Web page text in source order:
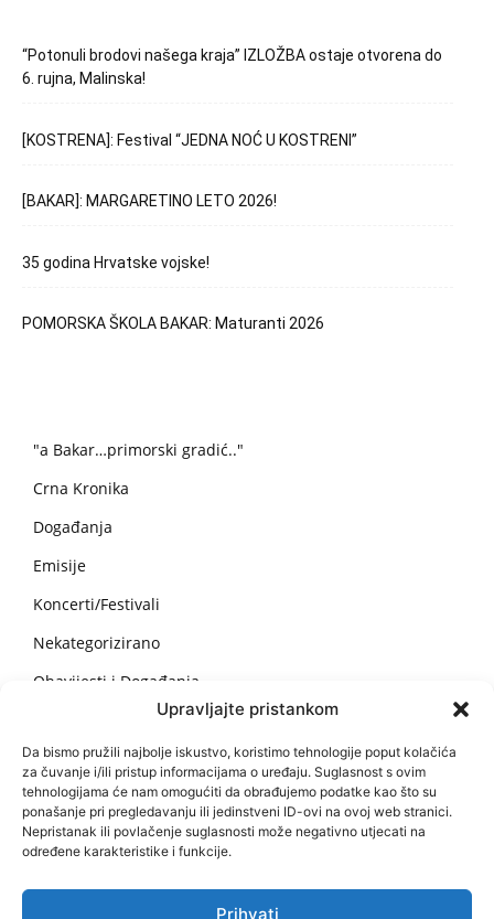
Upravljajte pristankom
Da bismo pružili najbolje iskustvo, koristimo tehnologije poput kolačića
za čuvanje i/ili pristup informacijama o uređaju. Suglasnost s ovim
tehnologijama će nam omogućiti da obrađujemo podatke kao što su
ponašanje pri pregledavanju ili jedinstveni ID-ovi na ovoj web stranici.
Nepristanak ili povlačenje suglasnosti može negativno utjecati na
određene karakteristike i funkcije.
Prihvati
“Potonuli brodovi našega kraja” IZLOŽBA ostaje otvorena do
6. rujna, Malinska!
[KOSTRENA]: Festival “JEDNA NOĆ U KOSTRENI”
[BAKAR]: MARGARETINO LETO 2026!
35 godina Hrvatske vojske!
POMORSKA ŠKOLA BAKAR: Maturanti 2026
"a Bakar…primorski gradić.."
Crna Kronika
Događanja
Emisije
Koncerti/Festivali
Nekategorizirano
Obavijesti i Događanja
Sport
Vijesti
Vijesti za pomorce